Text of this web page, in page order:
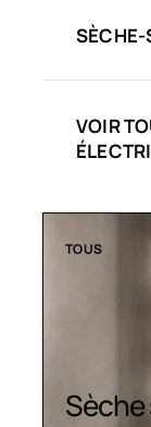
SÈCHE-
VOIR
TOUS